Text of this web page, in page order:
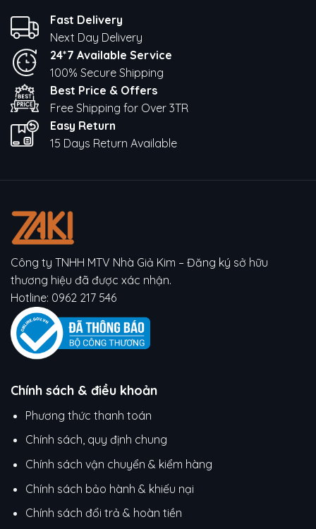
Fast Delivery
Next Day Delivery
24*7 Available Service
100% Secure Shipping
Best Price & Offers
Free Shipping for Over 3TR
Easy Return
15 Days Return Available
Công ty TNHH MTV Nhà Giả Kim – Đăng ký sở hữu
thương hiệu đã được xác nhận.
Hotline: 0962 217 546
Chính sách & điều khoản
Phương thức thanh toán
Chính sách, quy định chung
Chính sách vận chuyển & kiểm hàng
Chính sách bảo hành & khiếu nại
Chính sách đổi trả & hoàn tiền